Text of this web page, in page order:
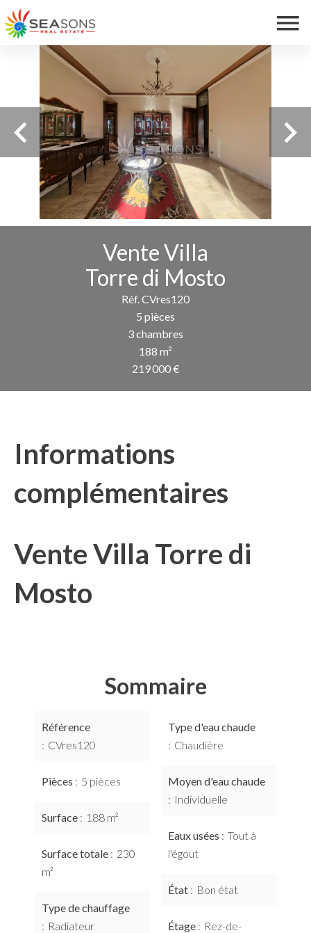
Vente Villa
Torre di Mosto
Réf. CVres120
5 pièces
3 chambres
188 m²
219 000 €
Informations
complémentaires
Vente Villa Torre di
Mosto
Sommaire
Référence
CVres120
Pièces 5 pièces
Surface 188 m²
Surface totale
230
m²
Type de chauffage
Radiateur
Type d'eau chaude
Chaudière
Moyen d'eau chaude
Individuelle
Eaux usées
Tout à
l'égout
État Bon état
Étage
Rez-de-